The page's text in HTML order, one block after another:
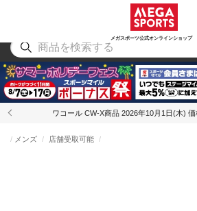
メガスポーツ公式オンラインショップ
アウトドア
ワコール CW-X商品 2026年10月1日(木)
メンズ 店舗受取可能